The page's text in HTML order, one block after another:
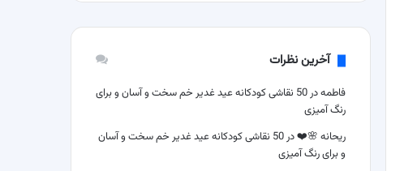
آخرین نظرات
فاطمهدر
50 نقاشی کودکانه عید غدیر خم سخت و آسان و برای
رنگ آمیزی
ریحانه 🌸❤️در
50 نقاشی کودکانه عید غدیر خم سخت و آسان
و برای رنگ آمیزی